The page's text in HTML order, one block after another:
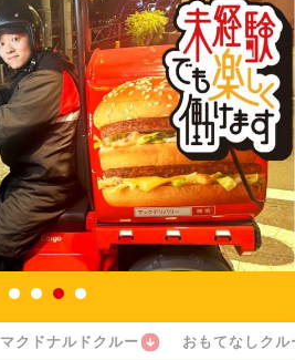
マクドナルドクルー おもてなしクル